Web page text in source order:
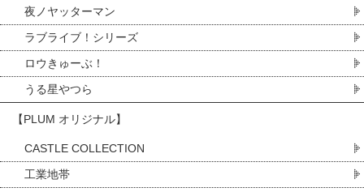
夜ノヤッターマン
ラブライブ！シリーズ
ロウきゅーぶ！
うる星やつら
【PLUM オリジナル】
CASTLE COLLECTION
工業地帯